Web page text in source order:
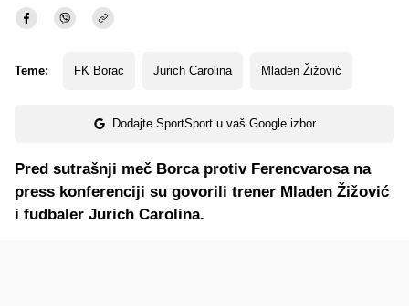
Teme: FK Borac Jurich Carolina Mladen Žižović
Dodajte SportSport u vaš Google izbor
Pred sutrašnji meč Borca protiv Ferencvarosa na
press konferenciji su govorili trener Mladen Žižović
i fudbaler Jurich Carolina.